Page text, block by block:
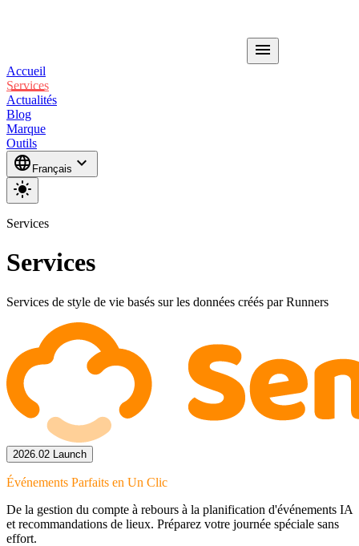
menu
Accueil
Services
Actualités
Blog
Marque
Outils
language Français expand_more
light_mode
Services
Services
Services de style de vie basés sur les données créés par Runners
2026.02 Launch
Événements Parfaits en Un Clic
De la gestion du compte à rebours à la planification d'événements IA
et recommandations de lieux. Préparez votre journée spéciale sans
effort.